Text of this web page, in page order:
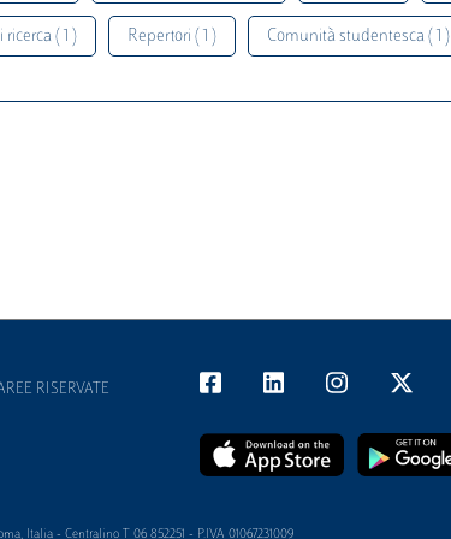
( 1 ) Repertori ( 1 ) Comunità studentesca ( 1 )
RISERVATE
Italia - Centralino T 06 852251 - P.IVA 01067231009